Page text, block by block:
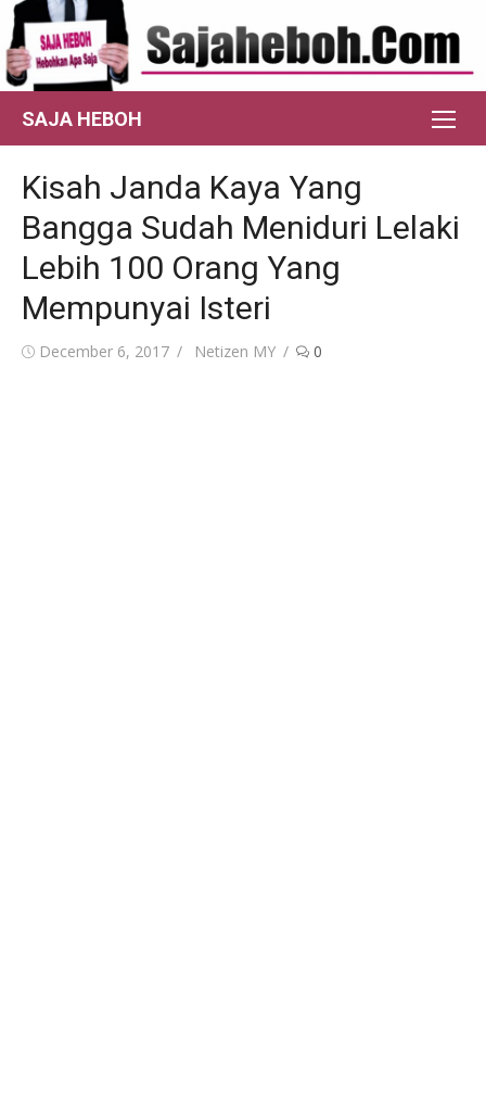
Skip
to
content
SAJA HEBOH
Kisah Janda Kaya Yang
Bangga Sudah Meniduri Lelaki
Lebih 100 Orang Yang
Mempunyai Isteri
Posted
December 6, 2017 Author
Netizen MY 0